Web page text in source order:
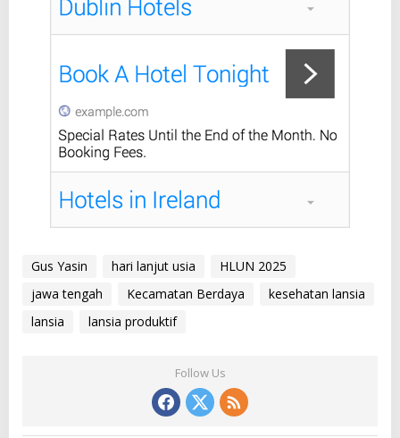
Gus Yasin hari lanjut usia
HLUN 2025
jawa tengah
Kecamatan Berdaya
kesehatan lansia
lansia
lansia produktif
Follow Us